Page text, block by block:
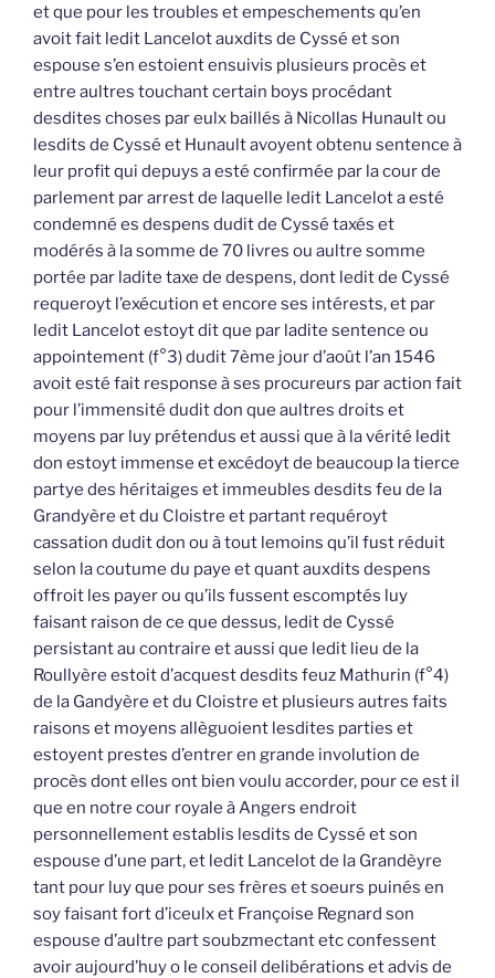
et que pour les troubles et empeschements qu’en
avoit fait ledit Lancelot auxdits de Cyssé et son
espouse s’en estoient ensuivis plusieurs procès et
entre aultres touchant certain boys procédant
desdites choses par eulx baillés à Nicollas Hunault ou
lesdits de Cyssé et Hunault avoyent obtenu sentence à
leur profit qui depuys a esté confirmée par la cour de
parlement par arrest de laquelle ledit Lancelot a esté
condemné es despens dudit de Cyssé taxés et
modérés à la somme de 70 livres ou aultre somme
portée par ladite taxe de despens, dont ledit de Cyssé
requeroyt l’exécution et encore ses intérests, et par
ledit Lancelot estoyt dit que par ladite sentence ou
appointement (f°3) dudit 7ème jour d’août l’an 1546
avoit esté fait response à ses procureurs par action fait
pour l’immensité dudit don que aultres droits et
moyens par luy prétendus et aussi que à la vérité ledit
don estoyt immense et excédoyt de beaucoup la tierce
partye des héritaiges et immeubles desdits feu de la
Grandyère et du Cloistre et partant requéroyt
cassation dudit don ou à tout lemoins qu’il fust réduit
selon la coutume du paye et quant auxdits despens
offroit les payer ou qu’ils fussent escomptés luy
faisant raison de ce que dessus, ledit de Cyssé
persistant au contraire et aussi que ledit lieu de la
Roullyère estoit d’acquest desdits feuz Mathurin (f°4)
de la Gandyère et du Cloistre et plusieurs autres faits
raisons et moyens allèguoient lesdites parties et
estoyent prestes d’entrer en grande involution de
procès dont elles ont bien voulu accorder, pour ce est il
que en notre cour royale à Angers endroit
personnellement establis lesdits de Cyssé et son
espouse d’une part, et ledit Lancelot de la Grandèyre
tant pour luy que pour ses frères et soeurs puinés en
soy faisant fort d’iceulx et Françoise Regnard son
espouse d’aultre part soubzmectant etc confessent
avoir aujourd’huy o le conseil delibérations et advis de